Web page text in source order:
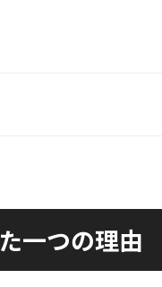
一つの理由